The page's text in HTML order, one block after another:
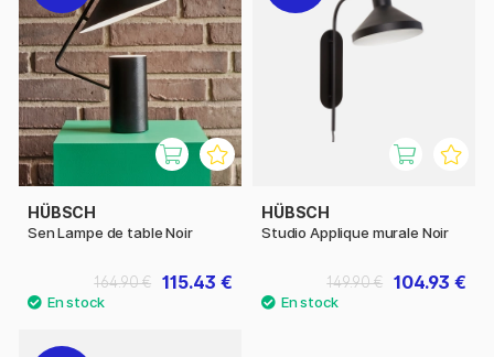
HÜBSCH
Sen Lampe de table Noir
115.43 €
164.90 €
HÜBSCH
Studio Applique murale Noir
104.93 €
149.90 €